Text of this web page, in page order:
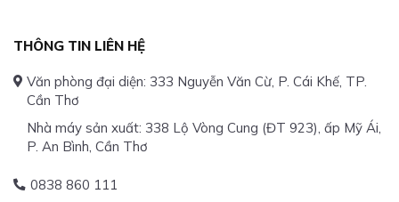
THÔNG TIN LIÊN HỆ
Văn phòng đại diện: 333 Nguyễn Văn Cừ, P. Cái Khế, TP.
Cần Thơ
Nhà máy sản xuất: 338 Lộ Vòng Cung (ĐT 923), ấp Mỹ Ái,
P. An Bình, Cần Thơ
0838 860 111